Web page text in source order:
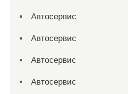
Автосервис
Автосервис
Автосервис
Автосервис